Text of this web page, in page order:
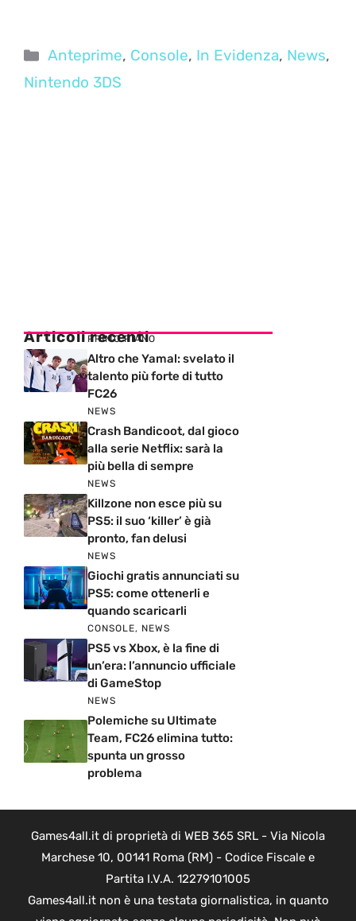
Categorie
Anteprime, Console, In Evidenza, News,
Nintendo 3DS
Articoli recenti
PRIMO PIANO
Altro che Yamal: svelato il
talento più forte di tutto
FC26
NEWS
Crash Bandicoot, dal gioco
alla serie Netflix: sarà la
più bella di sempre
NEWS
Killzone non esce più su
PS5: il suo ‘killer’ è già
pronto, fan delusi
NEWS
Giochi gratis annunciati su
PS5: come ottenerli e
quando scaricarli
CONSOLE, NEWS
PS5 vs Xbox, è la fine di
un’era: l’annuncio ufficiale
di GameStop
NEWS
Polemiche su Ultimate
Team, FC26 elimina tutto:
spunta un grosso
problema
Games4all.it di proprietà di WEB 365 SRL - Via Nicola
Marchese 10, 00141 Roma (RM) - Codice Fiscale e
Partita I.V.A. 12279101005
Games4all.it non è una testata giornalistica, in quanto